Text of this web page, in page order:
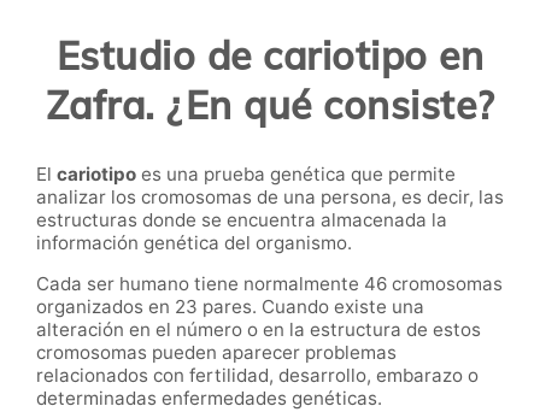
Estudio de cariotipo en
Zafra. ¿En qué consiste?
El cariotipo es una prueba genética que permite
analizar los cromosomas de una persona, es decir, las
estructuras donde se encuentra almacenada la
información genética del organismo.
Cada ser humano tiene normalmente 46 cromosomas
organizados en 23 pares. Cuando existe una
alteración en el número o en la estructura de estos
cromosomas pueden aparecer problemas
relacionados con fertilidad, desarrollo, embarazo o
determinadas enfermedades genéticas.